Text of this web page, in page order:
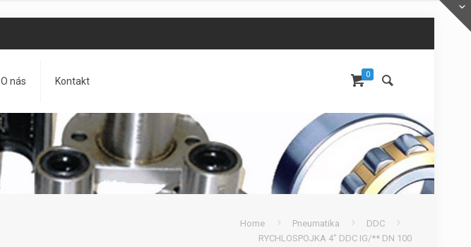
O nás Kontakt
0
Home Pneumatika
DDC
RYCHLOSPOJKA 4″ DDC IG/** DN 100